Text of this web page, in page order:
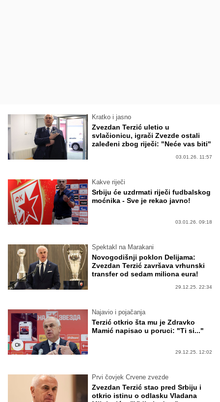
Kratko i jasno
Zvezdan Terzić uletio u
svlačionicu, igrači Zvezde ostali
zaleđeni zbog riječi: "Neće vas biti"
03.01.26. 11:57
Kakve riječi
Srbiju će uzdrmati riječi fudbalskog
moćnika - Sve je rekao javno!
03.01.26. 09:18
Spektakl na Marakani
Novogodišnji poklon Delijama:
Zvezdan Terzić završava vrhunski
transfer od sedam miliona eura!
29.12.25. 22:34
Najavio i pojačanja
Terzić otkrio šta mu je Zdravko
Mamić napisao u poruci: "Ti si..."
29.12.25. 12:02
Prvi čovjek Crvene zvezde
Zvezdan Terzić stao pred Srbiju i
otkrio istinu o odlasku Vladana